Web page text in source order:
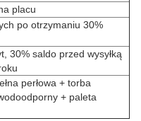
placu
po otrzymaniu 30%
30% saldo przed wysyłką
perłowa + torba
+ paleta